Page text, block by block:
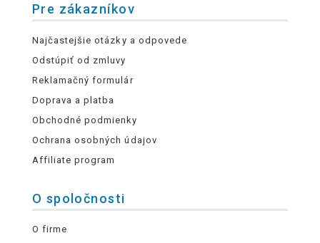
Pre zákazníkov
Najčastejšie otázky a odpovede
Odstúpiť od zmluvy
Reklamačný formulár
Doprava a platba
Obchodné podmienky
Ochrana osobných údajov
Affiliate program
O spoločnosti
O firme